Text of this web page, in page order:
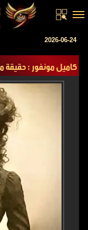
الرئيسية
قصص واقعية
2026-06-24
كاميل مونفور : حقيقة